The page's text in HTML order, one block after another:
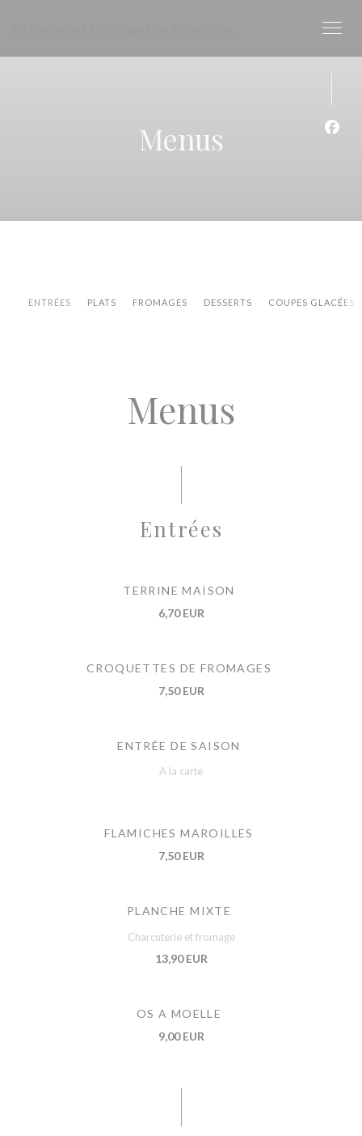
Menus
ENTRÉES PLATS FROMAGES DESSERTS COUPES GLACÉES
Menus
Entrées
TERRINE MAISON
6,70 EUR
CROQUETTES DE FROMAGES
7,50 EUR
ENTRÉE DE SAISON
A la carte
FLAMICHES MAROILLES
7,50 EUR
PLANCHE MIXTE
Charcuterie et fromage
13,90 EUR
OS A MOELLE
9,00 EUR